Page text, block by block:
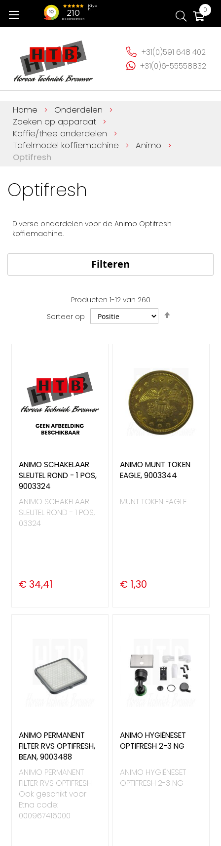
naar
0
+31(0)591 648 402
+31(0)6-55558832
Home
Onderdelen
Zoeken op apparaat
Koffie/thee onderdelen
Tafelmodel koffiemachine
Animo
Optifresh
Optifresh
Diverse onderdelen voor de Animo Optifresh
koffiemachine.
Filteren
Producten 1-12van 260
Sorteer op
ANIMO SCHAKELAAR
SLEUTEL ROND - 1 POS,
9003324
ANIMO SCHAKELAAR
SLEUTEL ROND - 1 POS,
03324
€ 34,41
ANIMO MUNT TOKEN
EAGLE, 9003344
MUNT TOKEN EAGLE
€ 1,30
ANIMO PERMANENT
FILTER RVS OPTIFRESH,
BEAN, 9003488
ANIMO PERMANENT
FILTER RVS OPTIFRESH
Ook geschikt voor
Etna code:
000967416000
ANIMO HYGIËNESET
OPTIFRESH 2-3 NG
ANIMO HYGIËNESET
OPTIFRESH 2-3 NG